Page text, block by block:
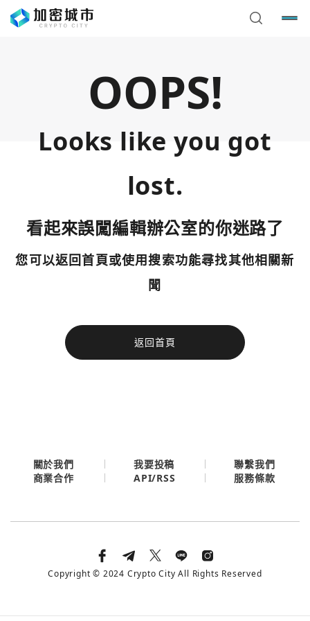
OOPS!
Looks like you got
lost.
看起來誤闖編輯辦公室的你迷路了
您可以返回首頁或使用搜索功能尋找其他相關新
聞
返回首頁
今日熱門
使用以下帳號繼續
您已閒置5分鐘，請點擊關閉按鈕或空白處，即可回到加密
今日熱門
關於我們 我要投稿
聯繫我們
商業合作
API/RSS 服務條款
Copyright © 2024 Crypto City All Rights Reserved